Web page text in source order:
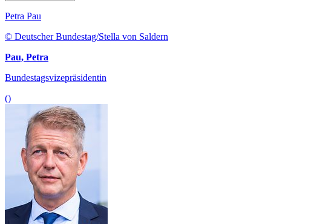
Petra Pau
© Deutscher Bundestag/Stella von Saldern
Pau, Petra
Bundestagsvizepräsidentin
()